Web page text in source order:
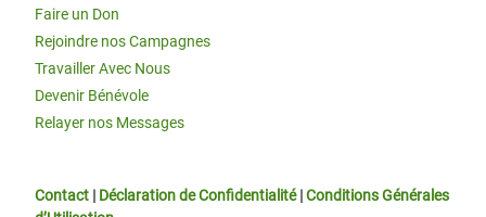
Faire un Don
Rejoindre nos Campagnes
Travailler Avec Nous
Devenir Bénévole
Relayer nos Messages
Contact | Déclaration de Confidentialité|Conditions Générales